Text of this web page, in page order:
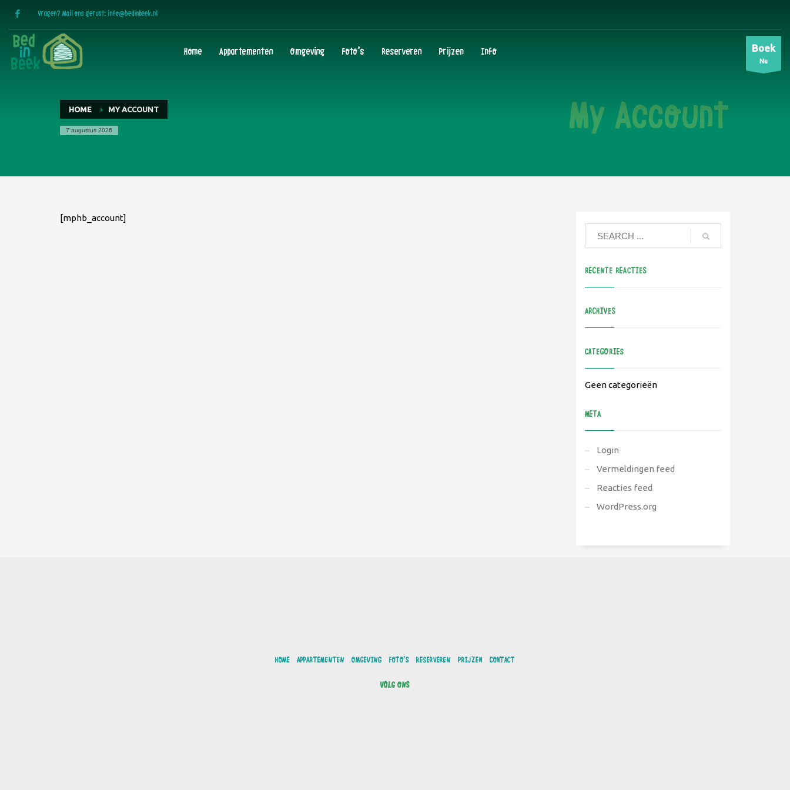
Vragen? Mail ons gerust: info@bedinbeek.nl
Home Appartementen Omgeving Foto’s Reserveren Prijzen Info Boek
Nu
HOME MY ACCOUNT
7 augustus 2026 My Account
[mphb_account]
RECENTE REACTIES
ARCHIVES
CATEGORIES
Geen categorieën
META
Login
Vermeldingen feed
Reacties feed
WordPress.org
HOME APPARTEMENTEN OMGEVING FOTO'S RESERVEREN PRIJZEN CONTACT
VOLG ONS